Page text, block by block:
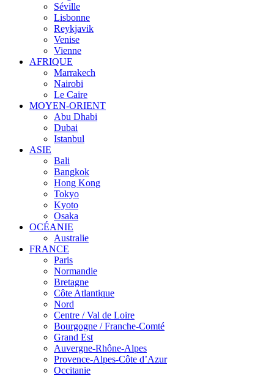
Séville
Lisbonne
Reykjavik
Venise
Vienne
AFRIQUE
Marrakech
Nairobi
Le Caire
MOYEN-ORIENT
Abu Dhabi
Dubai
Istanbul
ASIE
Bali
Bangkok
Hong Kong
Tokyo
Kyoto
Osaka
OCÉANIE
Australie
FRANCE
Paris
Normandie
Bretagne
Côte Atlantique
Nord
Centre / Val de Loire
Bourgogne / Franche-Comté
Grand Est
Auvergne-Rhône-Alpes
Provence-Alpes-Côte d’Azur
Occitanie